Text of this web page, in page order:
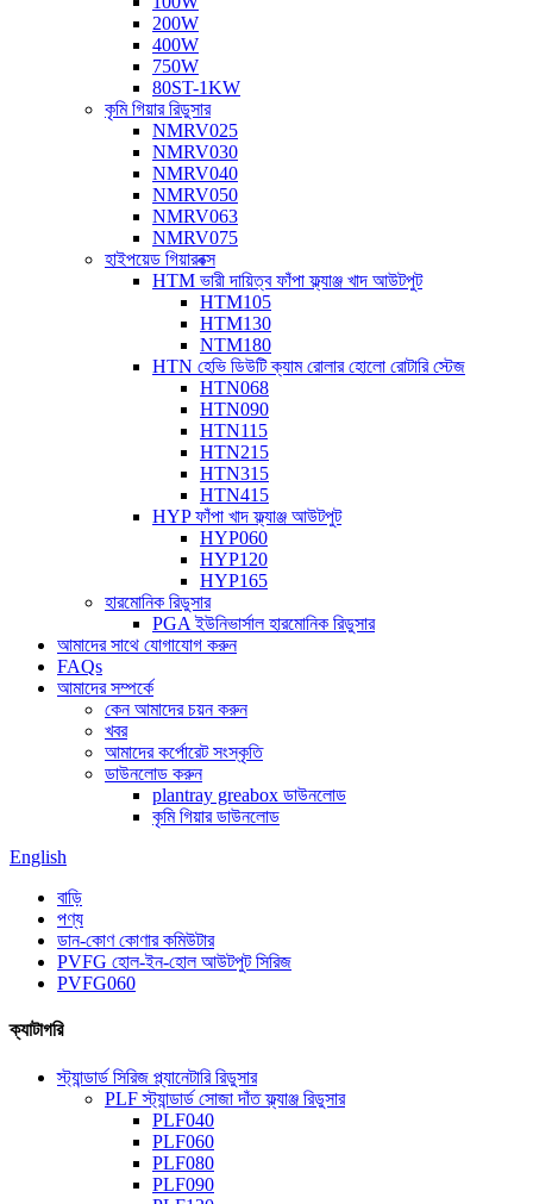
200W
400W
750W
80ST-1KW
কৃমি গিয়ার রিডুসার
NMRV025
NMRV030
NMRV040
NMRV050
NMRV063
NMRV075
হাইপয়েড গিয়ারবক্স
HTM ভারী দায়িত্ব ফাঁপা ফ্ল্যাঞ্জ খাদ আউটপুট
HTM105
HTM130
NTM180
HTN হেভি ডিউটি ​​ক্যাম রোলার হোলো রোটারি স্টেজ
HTN068
HTN090
HTN115
HTN215
HTN315
HTN415
HYP ফাঁপা খাদ ফ্ল্যাঞ্জ আউটপুট
HYP060
HYP120
HYP165
হারমোনিক রিডুসার
PGA ইউনিভার্সাল হারমোনিক রিডুসার
আমাদের সাথে যোগাযোগ করুন
FAQs
আমাদের সম্পর্কে
কেন আমাদের চয়ন করুন
খবর
আমাদের কর্পোরেট সংস্কৃতি
ডাউনলোড করুন
plantray greabox ডাউনলোড
কৃমি গিয়ার ডাউনলোড
English
বাড়ি
পণ্য
ডান-কোণ কোণার কমিউটার
PVFG হোল-ইন-হোল আউটপুট সিরিজ
PVFG060
ক্যাটাগরি
স্ট্যান্ডার্ড সিরিজ প্ল্যানেটারি রিডুসার
PLF স্ট্যান্ডার্ড সোজা দাঁত ফ্ল্যাঞ্জ রিডুসার
PLF040
PLF060
PLF080
PLF090